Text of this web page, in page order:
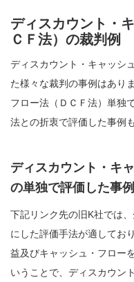
ディスカウント・
ＣＦ法）の裁判例
ディスカウント・キャッシ
た様々な裁判の事例はあり
フロー法（ＤＣＦ法）単独
法との折衷で評価した事例
ディスカウント・キ
の単独で評価した事例
下記リンク先の旧K社では
にした評価手法が適してお
益及びキャッシュ・フロー
いうことで、ディスカウン